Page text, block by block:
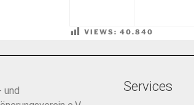
VIEWS: 40.840
und
Services